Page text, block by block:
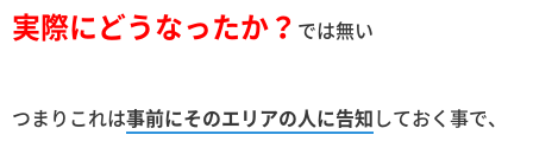
実際にどうなったか？ では無い
つまりこれは事前にそのエリアの人に告知しておく事で、